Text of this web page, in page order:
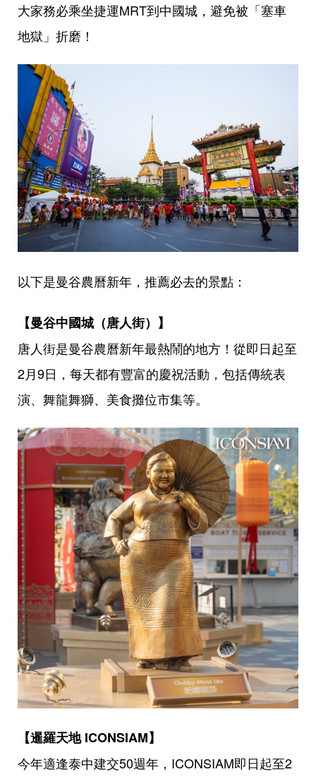
大家務必乘坐捷運MRT到中國城，避免被「塞車
地獄」折磨！
以下是曼谷農曆新年，推薦必去的景點：
【曼谷中國城（唐人街）】
唐人街是曼谷農曆新年最熱鬧的地方！從即日起至
2月9日，每天都有豐富的慶祝活動，包括傳統表
演、舞龍舞獅、美食攤位市集等。
【暹羅天地 ICONSIAM】
今年適逢泰中建交50週年，ICONSIAM即日起至2